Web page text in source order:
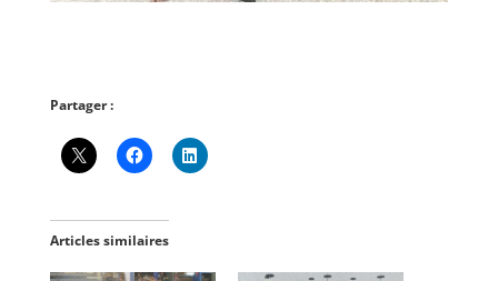
Partager :
Articles similaires